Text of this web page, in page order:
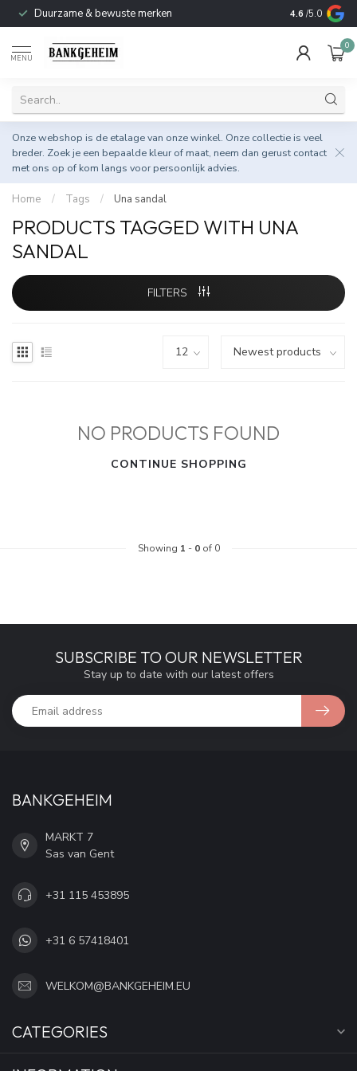
Duurzame & bewuste merken 4.6 /5.0
MENU
0
Onze webshop is de etalage van onze winkel. Onze collectie is veel
breder. Zoek je een bepaalde kleur of maat, neem dan gerust contact
met ons op of kom langs voor persoonlijk advies.
Home / Tags / Una sandal
PRODUCTS TAGGED WITH UNA
SANDAL
FILTERS
NO PRODUCTS FOUND
CONTINUE SHOPPING
Showing 1 - 0of 0
SUBSCRIBE TO OUR NEWSLETTER
Stay up to date with our latest offers
BANKGEHEIM
MARKT 7
Sas van Gent
+31 115 453895
+31 6 57418401
WELKOM@BANKGEHEIM.EU
CATEGORIES